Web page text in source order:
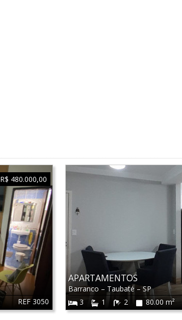
REF 3050
R$ 480.000,00
APARTAMENTOS
Barranco – Taubaté –SP
3
1 2 80.00 m²